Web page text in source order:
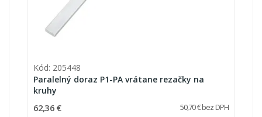
Kód: 205448
Paralelný doraz P1-PA vrátane rezačky na
kruhy
62,36 € 50,70 € bez DPH